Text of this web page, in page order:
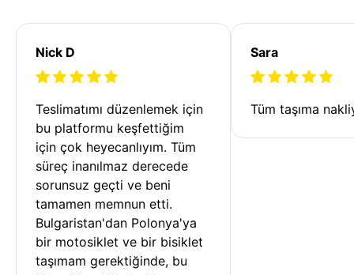
Nick D
Teslimatımı düzenlemek için
bu platformu keşfettiğim
için çok heyecanlıyım. Tüm
süreç inanılmaz derecede
sorunsuz geçti ve beni
tamamen memnun etti.
Bulgaristan'dan Polonya'ya
bir motosiklet ve bir bisiklet
taşımam gerektiğinde, bu
Sara
Tüm taşıma